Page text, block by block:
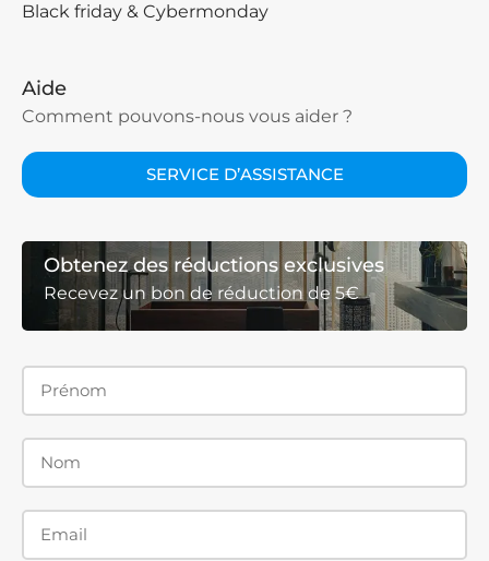
Black friday & Cybermonday
Aide
Comment pouvons-nous vous aider ?
SERVICE D’ASSISTANCE
Obtenez des réductions exclusives
Recevez un bon de réduction de 5€